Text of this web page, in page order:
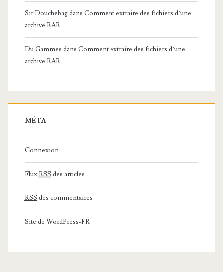
Sir Douchebagdans Comment extraire des fichiers d’une
archive RAR
Du Gammes dans Comment extraire des fichiers d’une
archive RAR
MÉTA
Connexion
FluxRSS des articles
RSS des commentaires
Site de WordPress-FR